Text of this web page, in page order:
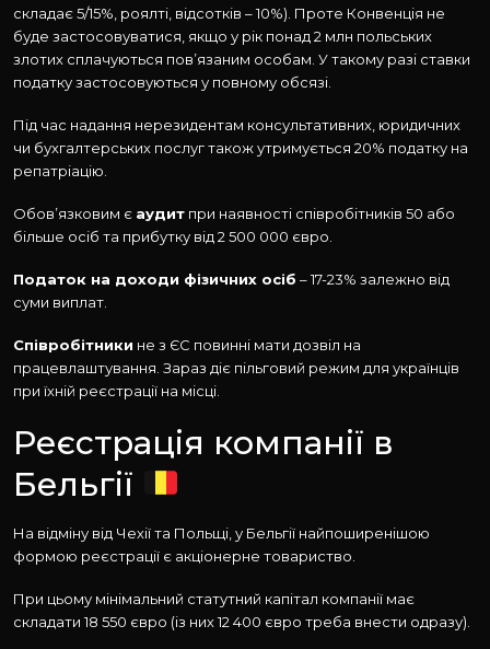
складає 5/15%, роялті, відсотків – 10%). Проте Конвенція не
буде застосовуватися, якщо у рік понад 2 млн польських
злотих сплачуються пов’язаним особам. У такому разі ставки
податку застосовуються у повному обсязі.
Під час надання нерезидентам консультативних, юридичних
чи бухгалтерських послуг також утримується 20% податку на
репатріацію.
Обов’язковим є аудит при наявності співробітників 50 або
більше осіб та прибутку від 2 500 000 євро.
Податок на доходи фізичних осіб – 17-23% залежно від
суми виплат.
Співробітники не з ЄС повинні мати дозвіл на
працевлаштування. Зараз діє пільговий режим для українців
при їхній реєстрації на місці.
Реєстрація компанії в
Бельгії
На відміну від Чехії та Польщі, у Бельгії найпоширенішою
формою реєстрації є акціонерне товариство.
При цьому мінімальний статутний капітал компанії має
складати 18 550 євро (із них 12 400 євро треба внести одразу).